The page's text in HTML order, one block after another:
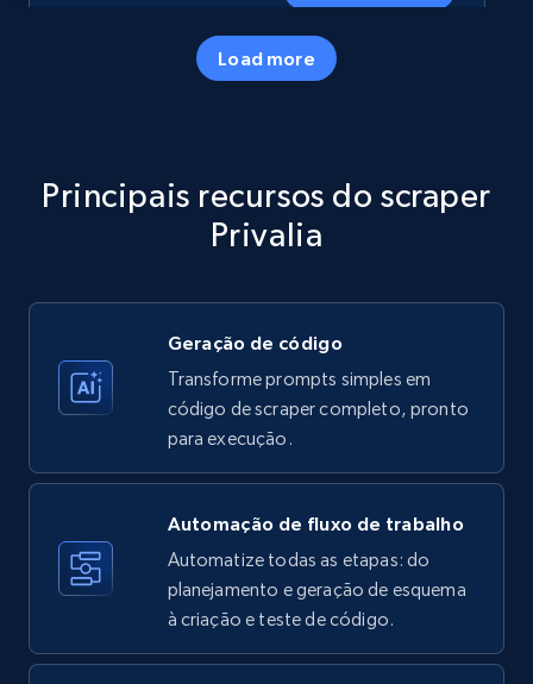
price, Currency, Availability, Reviews count, and
Amazon products - Collects products by
specific keywords
Title, Seller name, Brand, Description, Initial
35.3K+ 5.7K+ Comece grátis
Load more
Principais recursos do scraper
Privalia
Geração de código
Transforme prompts simples em
código de scraper completo, pronto
para execução.
Automação de fluxo de trabalho
Automatize todas as etapas: do
planejamento e geração de esquema
à criação e teste de código.